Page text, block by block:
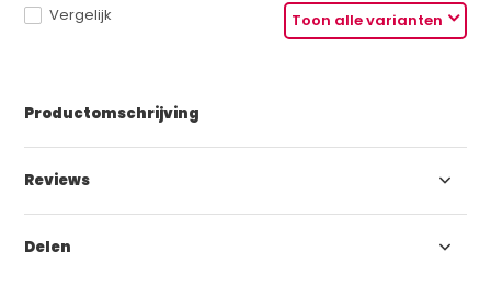
Toon alle varianten
Vergelijk
Productomschrijving
Reviews
Delen